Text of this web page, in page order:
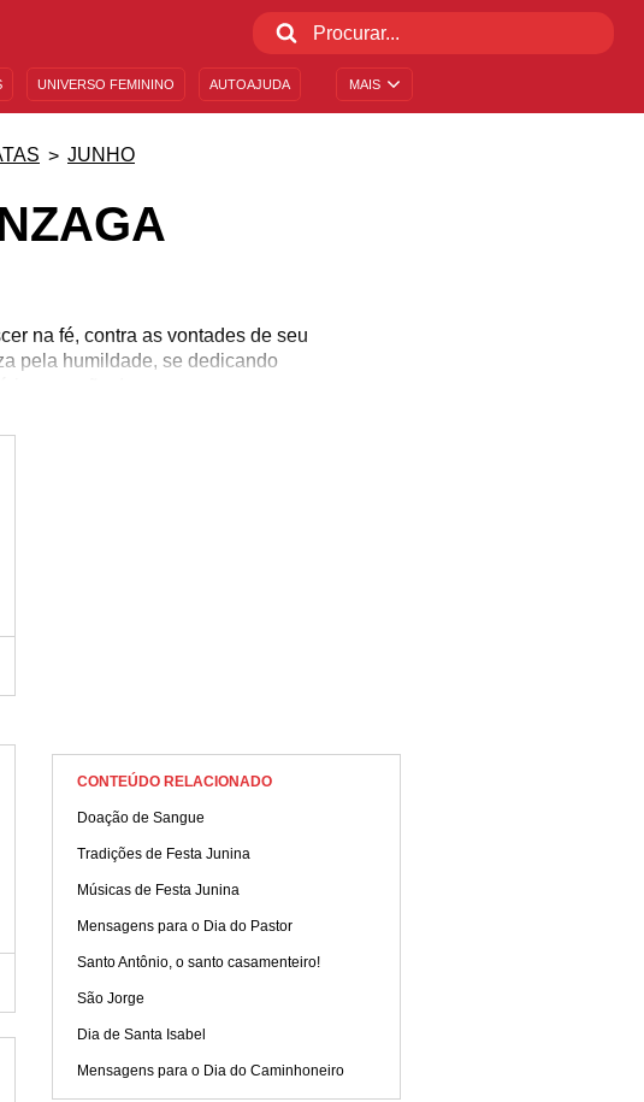
MAIS
UNIVERSO FEMININO AUTOAJUDA
JUNHO
na fé, contra as vontades de seu
pela humildade, se dedicando
e orações!
CONTEÚDO RELACIONADO
Doação de Sangue
Tradições de Festa Junina
Músicas de Festa Junina
Mensagens para o Dia do Pastor
Santo Antônio, o santo casamenteiro!
São Jorge
Dia de Santa Isabel
Mensagens para o Dia do Caminhoneiro